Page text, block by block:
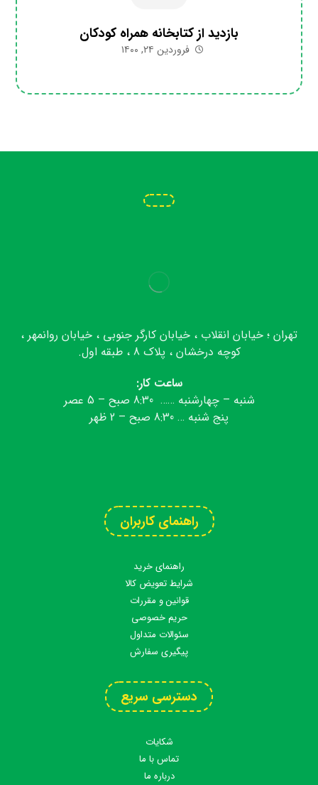
بازدید از کتابخانه همراه کودکان
فروردین ۲۴, ۱۴۰۰
تهران ؛ خیابان انقلاب ، خیابان کارگر جنوبی ، خیابان روانمهر ،
کوچه درخشان ، پلاک 8 ، طبقه اول.
ساعت کار:
شنبه – چهارشنبه …… 8:30 صبح – 5 عصر
پنج شنبه … 8:30 صبح – 2 ظهر
راهنمای کاربران
راهنمای خرید
شرایط تعویض کالا
قوانین و مقررات
حریم خصوصی
سئوالات متداول
پیگیری سفارش
دسترسی سریع
شکایات
تماس با ما
درباره ما